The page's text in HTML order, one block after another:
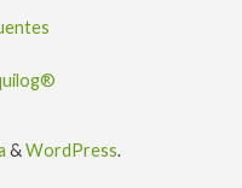
&WordPress.